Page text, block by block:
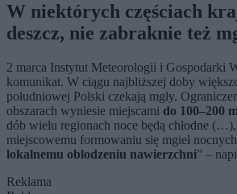
W niektórych częściach
deszcz, nie zabraknie też
2 marca Instytut Meteorologii i Gospodarki
komunikat. W ciągu najbliższej doby
południowej Polski czekają mgły.
obszarach wyniesie miejscami do 100–200 m
dób wielu regionach noce będą chłodne
miejscowemu formowaniu się mgieł
lokalnemu oblodzeniu nawierzchni” –
Reklama